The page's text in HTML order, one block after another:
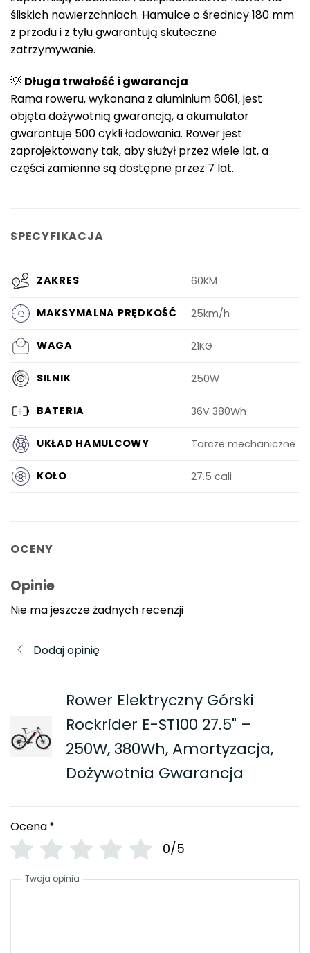
śliskich nawierzchniach. Hamulce o średnicy 180 mm
z przodu i z tyłu gwarantują skuteczne
zatrzymywanie.
💡 Długa trwałość i gwarancja
Rama roweru, wykonana z aluminium 6061, jest
objęta dożywotnią gwarancją, a akumulator
gwarantuje 500 cykli ładowania. Rower jest
zaprojektowany tak, aby służył przez wiele lat, a
części zamienne są dostępne przez 7 lat.
SPECYFIKACJA
ZAKRES 60KM
MAKSYMALNA PRĘDKOŚĆ 25km/h
WAGA 21KG
SILNIK 250W
BATERIA 36V 380Wh
UKŁAD HAMULCOWY Tarcze mechaniczne
KOŁO 27.5 cali
OCENY
Opinie
Nie ma jeszcze żadnych recenzji
Dodaj opinię
Rower Elektryczny Górski
Rockrider E-ST100 27.5" –
250W, 380Wh, Amortyzacja,
Dożywotnia Gwarancja
Ocena*
0/5
Twoja opinia